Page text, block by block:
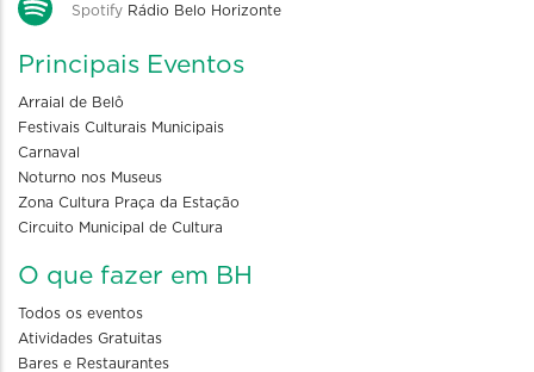
Spotify Rádio Belo Horizonte
Principais Eventos
Arraial de Belô
Festivais Culturais Municipais
Carnaval
Noturno nos Museus
Zona Cultura Praça da Estação
Circuito Municipal de Cultura
O que fazer em BH
Todos os eventos
Atividades Gratuitas
Bares e Restaurantes